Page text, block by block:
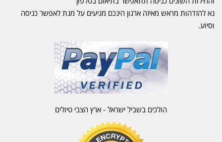
נא להזדהות מראש מאיזה ארגון הינכם מגיעים על מנת לאפשר כניסה
וסיוע.
הולכים בשביל ישראל - ארץ הצבי טיולים